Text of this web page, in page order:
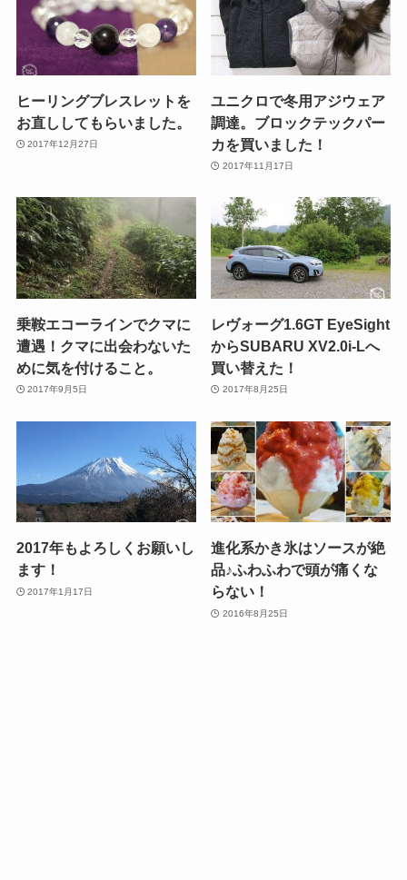
ヒーリングブレスレットを
お直ししてもらいました。
2017年12月27日
ユニクロで冬用アジウェア
調達。ブロックテックパー
カを買いました！
2017年11月17日
乗鞍エコーラインでクマに
遭遇！クマに出会わないた
めに気を付けること。
2017年9月5日
レヴォーグ1.6GT EyeSight
からSUBARU XV2.0i-Lへ
買い替えた！
2017年8月25日
2017年もよろしくお願いし
ます！
2017年1月17日
進化系かき氷はソースが絶
品♪ふわふわで頭が痛くな
らない！
2016年8月25日